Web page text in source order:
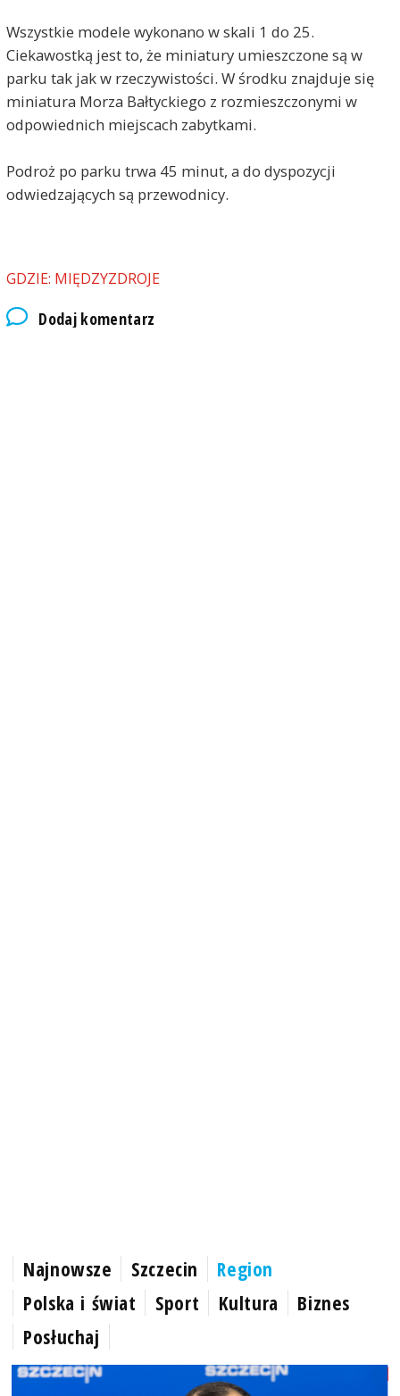
Wszystkie modele wykonano w skali 1 do 25.
Ciekawostką jest to, że miniatury umieszczone są w
parku tak jak w rzeczywistości. W środku znajduje się
miniatura Morza Bałtyckiego z rozmieszczonymi w
odpowiednich miejscach zabytkami.
Podroż po parku trwa 45 minut, a do dyspozycji
odwiedzających są przewodnicy.
GDZIE: MIĘDZYZDROJE
Dodaj komentarz
Najnowsze Szczecin
Region
Polska i świat
Sport Kultura
Biznes
Posłuchaj